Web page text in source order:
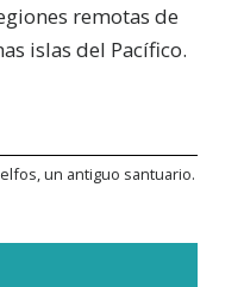
remotas de
islas del Pacífico.
un antiguo santuario.